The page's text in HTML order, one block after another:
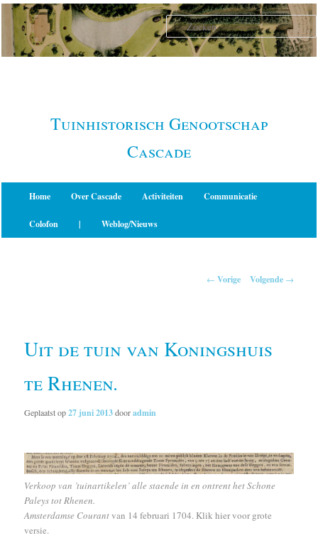
Spring
naar
primaire
Tuinhistorisch Genootschap
Cascade
Home Over Cascade Activiteiten Communicatie
Colofon | Weblog/Nieuws
← Vorige Volgende →
Uit de tuin van Koningshuis
te Rhenen.
Geplaatst op27 juni 2013dooradmin
Verkoop van ’tuinartikelen’ alle staende in en ontrent het Schone
Paleys tot Rhenen.
Amsterdamse Courantvan 14 februari 1704. Klik hiervoor grote
versie.